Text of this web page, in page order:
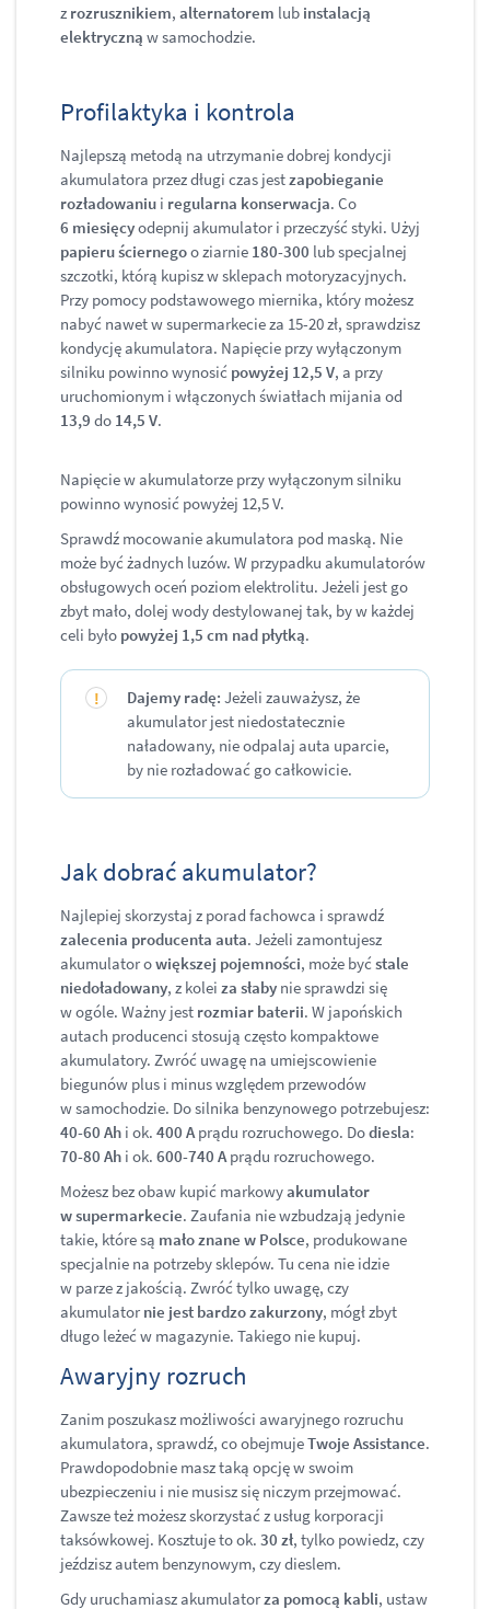
z rozrusznikiem, alternatorem lub instalacją
elektryczną w samochodzie.
Profilaktyka i kontrola
Najlepszą metodą na utrzymanie dobrej kondycji
akumulatora przez długi czas jestzapobieganie
rozładowaniu i regularna konserwacja. Co
6 miesięcyodepnij akumulator i przeczyść styki. Użyj
papieru ściernegoo ziarnie 180-300 lub specjalnej
szczotki, którą kupisz w sklepach motoryzacyjnych.
Przy pomocy podstawowego miernika, który możesz
nabyć nawet w supermarkecie za 15-20 zł, sprawdzisz
kondycję akumulatora. Napięcie przy wyłączonym
silniku powinno wynosić powyżej 12,5 V, a przy
uruchomionym i włączonych światłach mijania od
13,9 do 14,5 V.
Napięcie w akumulatorze przy wyłączonym silniku
powinno wynosić powyżej 12,5 V.
Sprawdź mocowanie akumulatora pod maską. Nie
może być żadnych luzów. W przypadku akumulatorów
obsługowych oceń poziom elektrolitu. Jeżeli jest go
zbyt mało, dolej wody destylowanej tak, by w każdej
celi było powyżej 1,5 cm nad płytką.
Dajemy radę: Jeżeli zauważysz, że
akumulator jest niedostatecznie
naładowany, nie odpalaj auta uparcie,
by nie rozładować go całkowicie.
Jak dobrać akumulator?
Najlepiej skorzystaj z porad fachowca i sprawdź
zalecenia producenta auta. Jeżeli zamontujesz
akumulator owiększej pojemności, może być stale
niedoładowany, z kolei za słaby nie sprawdzi się
w ogóle. Ważny jest rozmiar baterii. W japońskich
autach producenci stosują często kompaktowe
akumulatory. Zwróć uwagę na umiejscowienie
biegunów plus i minus względem przewodów
w samochodzie. Do silnika benzynowego potrzebujesz:
40-60 Ah i ok. 400 Aprądu rozruchowego. Dodiesla:
70-80 Ah i ok. 600-740 Aprądu rozruchowego.
Możesz bez obaw kupić markowyakumulator
w supermarkecie. Zaufania nie wzbudzają jedynie
takie, które są mało znane w Polsce, produkowane
specjalnie na potrzeby sklepów. Tu cena nie idzie
w parze z jakością. Zwróć tylko uwagę, czy
akumulator nie jest bardzo zakurzony, mógł zbyt
długo leżeć w magazynie. Takiego nie kupuj.
Awaryjny rozruch
Zanim poszukasz możliwości awaryjnego rozruchu
akumulatora, sprawdź, co obejmujeTwoje Assistance.
Prawdopodobnie masz taką opcję w swoim
ubezpieczeniu i nie musisz się niczym przejmować.
Zawsze też możesz skorzystać z usług korporacji
taksówkowej. Kosztuje to ok. 30 zł, tylko powiedz, czy
jeździsz autem benzynowym, czy dieslem.
Gdy uruchamiasz akumulatorza pomocą kabli, ustaw